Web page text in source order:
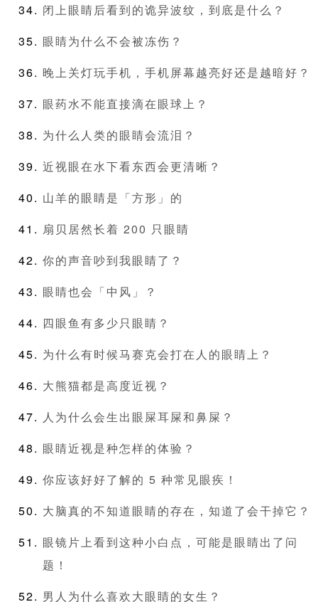
闭上眼睛后看到的诡异波纹，到底是什么？
眼睛为什么不会被冻伤？
晚上关灯玩手机，手机屏幕越亮好还是越暗好？
眼药水不能直接滴在眼球上？
为什么人类的眼睛会流泪？
近视眼在水下看东西会更清晰？
山羊的眼睛是「方形」的
扇贝居然长着 200 只眼睛
你的声音吵到我眼睛了？
眼睛也会「中风」？
四眼鱼有多少只眼睛？
为什么有时候马赛克会打在人的眼睛上？
大熊猫都是高度近视？
人为什么会生出眼屎耳屎和鼻屎？
眼睛近视是种怎样的体验？
你应该好好了解的 5 种常见眼疾！
大脑真的不知道眼睛的存在，知道了会干掉它？
眼镜片上看到这种小白点，可能是眼睛出了问
题！
男人为什么喜欢大眼睛的女生？